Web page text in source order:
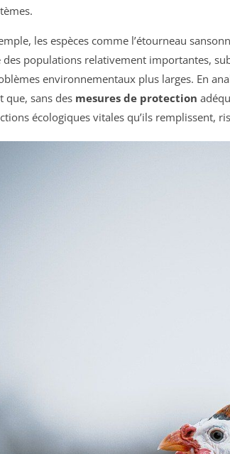
les espèces comme l’étourneau
des populations relativement importantes,
environnementaux plus larges. En
que, sans des mesures de protection
écologiques vitales qu’ils remplissent,